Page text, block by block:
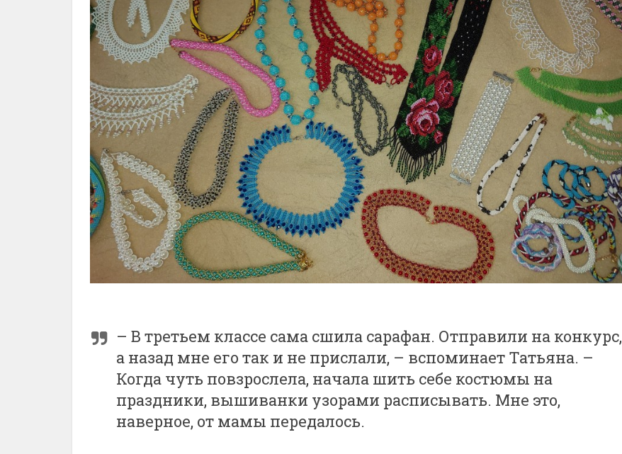
– В третьем классе сама сшила сарафан. Отправили на конкурс,
а назад мне его так и не прислали, – вспоминает Татьяна. –
Когда чуть повзрослела, начала шить себе костюмы на
праздники, вышиванки узорами расписывать. Мне это,
наверное, от мамы передалось.